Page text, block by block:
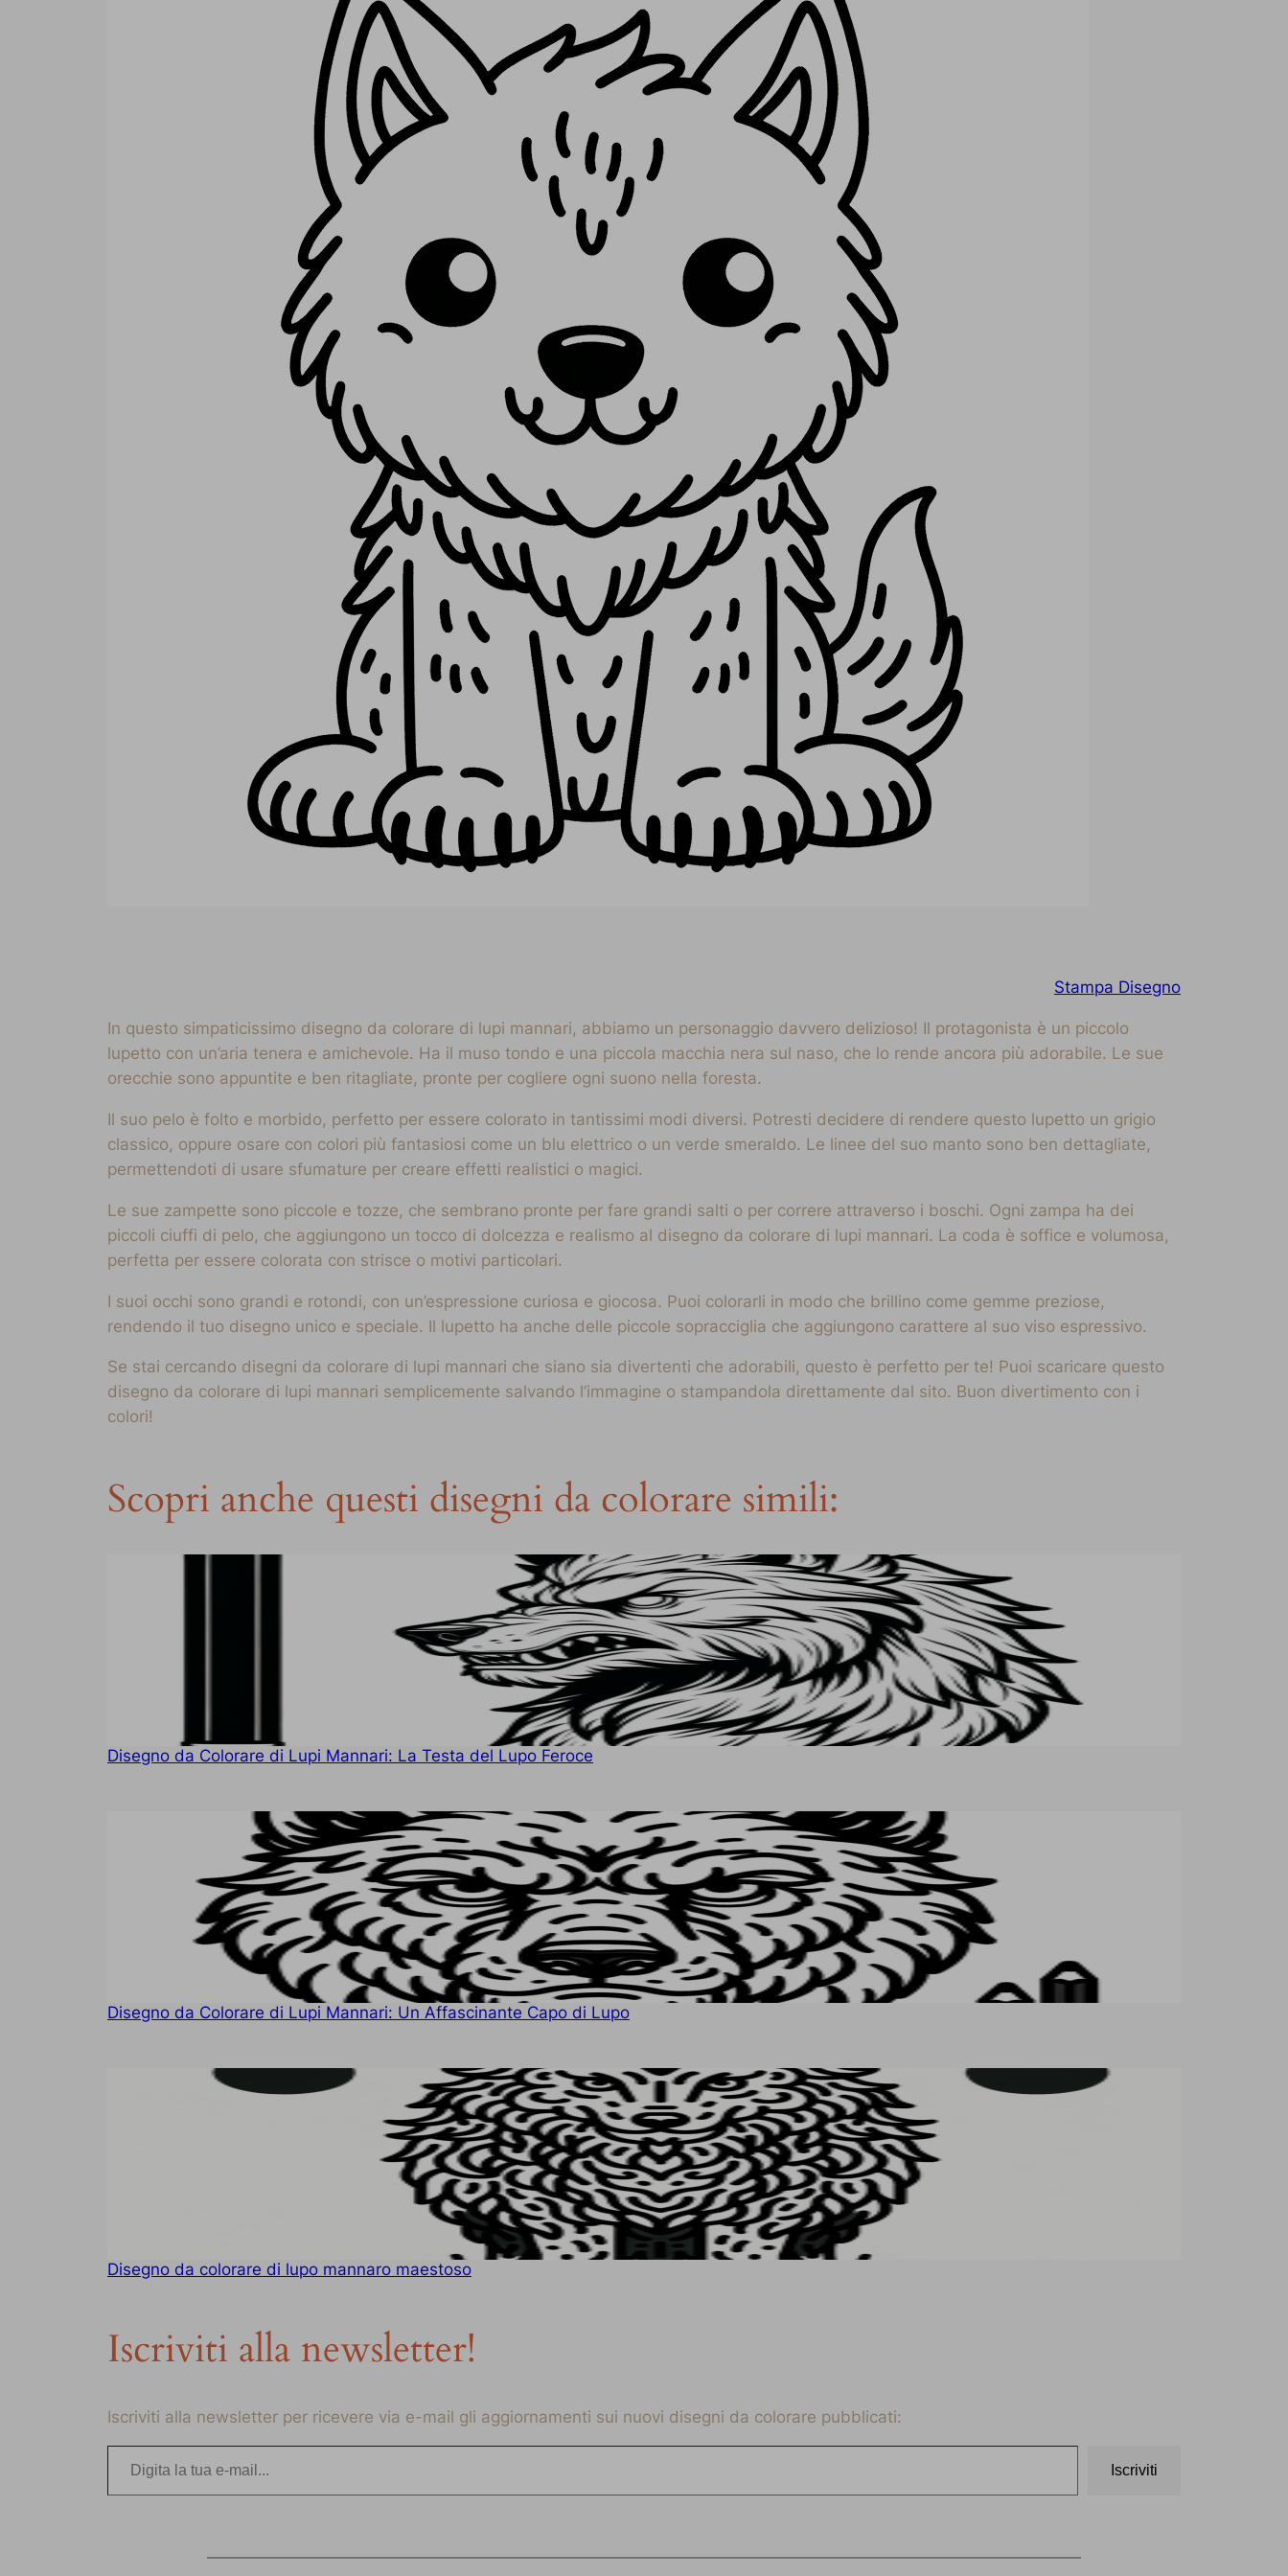
Stampa Disegno
In questo simpaticissimo disegno da colorare di lupi mannari, abbiamo un personaggio davvero delizioso! Il protagonista è un piccolo
lupetto con un’aria tenera e amichevole. Ha il muso tondo e una piccola macchia nera sul naso, che lo rende ancora più adorabile. Le sue
orecchie sono appuntite e ben ritagliate, pronte per cogliere ogni suono nella foresta.
Il suo pelo è folto e morbido, perfetto per essere colorato in tantissimi modi diversi. Potresti decidere di rendere questo lupetto un grigio
classico, oppure osare con colori più fantasiosi come un blu elettrico o un verde smeraldo. Le linee del suo manto sono ben dettagliate,
permettendoti di usare sfumature per creare effetti realistici o magici.
Le sue zampette sono piccole e tozze, che sembrano pronte per fare grandi salti o per correre attraverso i boschi. Ogni zampa ha dei
piccoli ciuffi di pelo, che aggiungono un tocco di dolcezza e realismo al disegno da colorare di lupi mannari. La coda è soffice e volumosa,
perfetta per essere colorata con strisce o motivi particolari.
I suoi occhi sono grandi e rotondi, con un’espressione curiosa e giocosa. Puoi colorarli in modo che brillino come gemme preziose,
rendendo il tuo disegno unico e speciale. Il lupetto ha anche delle piccole sopracciglia che aggiungono carattere al suo viso espressivo.
Se stai cercando disegni da colorare di lupi mannari che siano sia divertenti che adorabili, questo è perfetto per te! Puoi scaricare questo
disegno da colorare di lupi mannari semplicemente salvando l’immagine o stampandola direttamente dal sito. Buon divertimento con i
colori!
Scopri anche questi disegni da colorare simili:
Disegno da Colorare di Lupi Mannari: La Testa del Lupo Feroce
Disegno da Colorare di Lupi Mannari: Un Affascinante Capo di Lupo
Disegno da colorare di lupo mannaro maestoso
Iscriviti alla newsletter!
Iscriviti alla newsletter per ricevere via e-mail gli aggiornamenti sui nuovi disegni da colorare pubblicati:
Digita la tua e-mail…
Iscriviti